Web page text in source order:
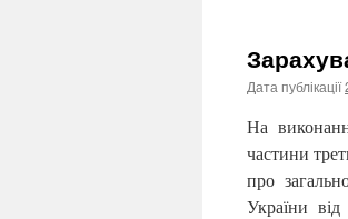
Дата публікації
На
частини
про
України